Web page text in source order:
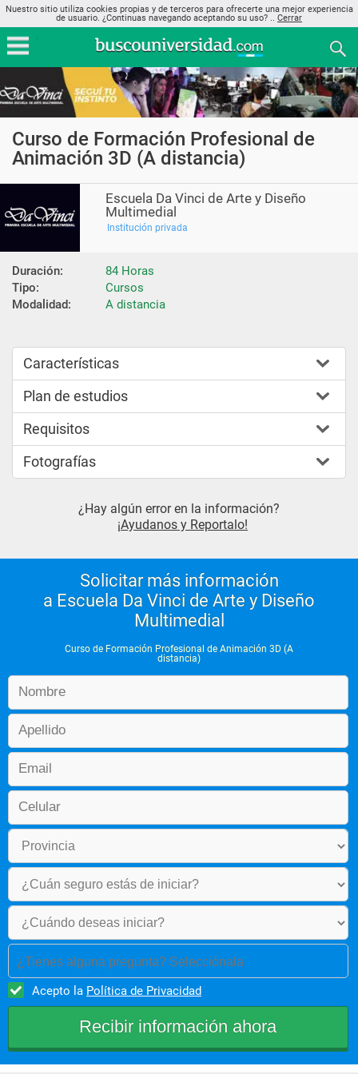
Nuestro sitio utiliza cookies propias y de terceros para ofrecerte una mejor experiencia
de usuario. ¿Continuas navegando aceptando su uso? .. Cerrar
Curso de Formación Profesional de
Animación 3D (A distancia)
Escuela Da Vinci de Arte y Diseño
Multimedial
Institución privada
Duración:
84 Horas
Tipo:
Cursos
Modalidad:
A distancia
Características
Plan de estudios
Requisitos
Fotografías
¿Hay algún error en la información?
¡Ayudanos y Reportalo!
Solicitar más información
a Escuela Da Vinci de Arte y Diseño
Multimedial
Curso de Formación Profesional de Animación 3D (A
distancia)
¿Tienes alguna pregunta? Selecciónala
Acepto la Política de Privacidad